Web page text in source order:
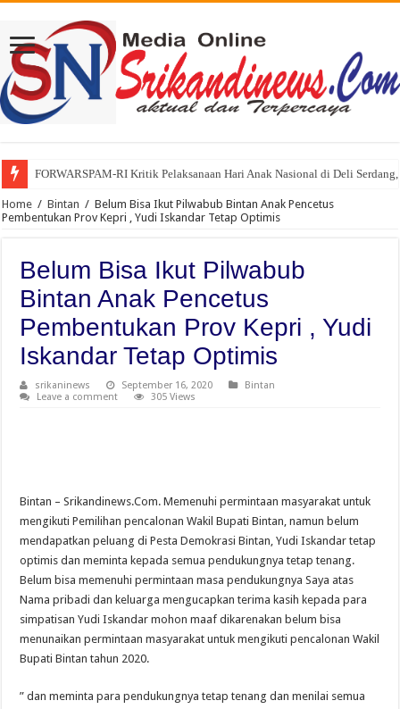
FORWARSPAM-RI Kritik Pelaksanaan Hari Anak Nasional di Deli
Home / Bintan / Belum Bisa Ikut Pilwabub Bintan Anak Pencetus
Pembentukan Prov Kepri , Yudi Iskandar Tetap Optimis
Belum Bisa Ikut Pilwabub
Bintan Anak Pencetus
Pembentukan Prov Kepri , Yudi
Iskandar Tetap Optimis
srikaninews September 16, 2020
Bintan
Leave a comment
305 Views
Bintan – Srikandinews.Com. Memenuhi permintaan masyarakat untuk
mengikuti Pemilihan pencalonan Wakil Bupati Bintan, namun belum
mendapatkan peluang di Pesta Demokrasi Bintan, Yudi Iskandar tetap
optimis dan meminta kepada semua pendukungnya tetap tenang.
Belum bisa memenuhi permintaan masa pendukungnya Saya atas
Nama pribadi dan keluarga mengucapkan terima kasih kepada para
simpatisan Yudi Iskandar mohon maaf dikarenakan belum bisa
menunaikan permintaan masyarakat untuk mengikuti pencalonan Wakil
Bupati Bintan tahun 2020.
” dan meminta para pendukungnya tetap tenang dan menilai semua